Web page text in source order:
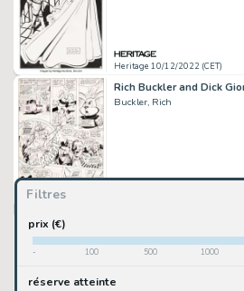
Filtres
prix (€)
- 100 500 1000
réserve atteinte
Heritage 10/12/2022 (CET)
Buckler, Rich
McLaughlin, Frank